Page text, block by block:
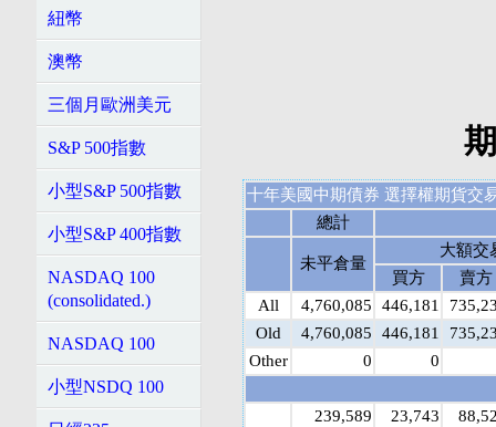
紐幣
澳幣
三個月歐洲美元
S&P 500指數
小型S&P 500指數
小型S&P 400指數
NASDAQ 100
(consolidated.)
NASDAQ 100
小型NSDQ 100
十年美國中期債券 選擇權期貨交
總計
未平倉量
大額交
買方
賣方
All
4,760,085 446,181
Old
4,760,085 446,181
Other
0 0
239,589 23,743